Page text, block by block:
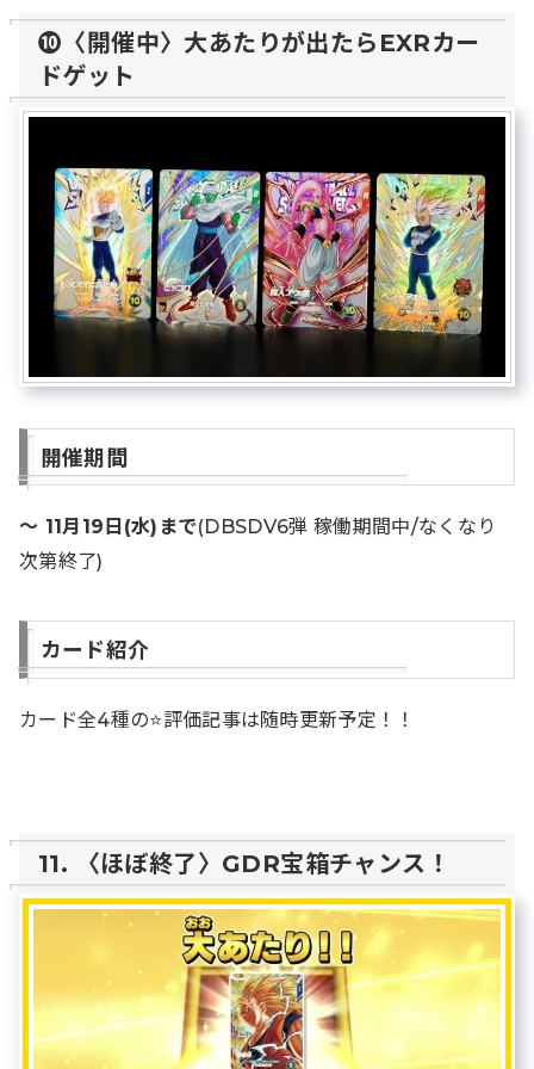
➓〈開催中〉大あたりが出たらEXRカー
ドゲット
開催期間
～ 11月19日(水)まで(DBSDV6弾 稼働期間中/なくなり
次第終了)
カード紹介
カード全4種の⭐️評価記事は随時更新予定！！
11. 〈ほぼ終了〉GDR宝箱チャンス！